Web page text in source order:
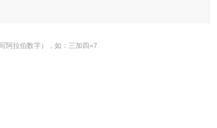
阿拉伯数字），如：三加四=7